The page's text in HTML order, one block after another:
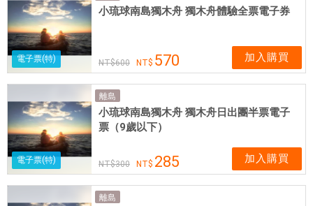
電子票(特)
小琉球南島獨木舟 獨木舟體驗全票電子券
600 570 加入購買
電子票(特)
離島
小琉球南島獨木舟 獨木舟日出團半票電子
票（9歲以下）
300 285 加入購買
離島